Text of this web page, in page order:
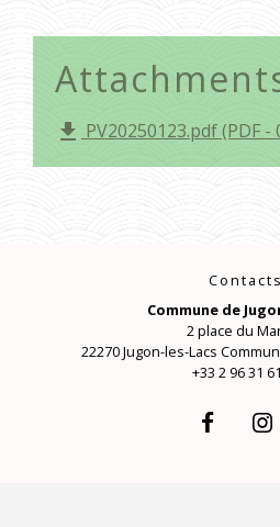
file_download PV20250123.pdf (PDF -
Contacts
Commune de
2 place du
22270 Jugon-les-Lacs
+33 2 96 31